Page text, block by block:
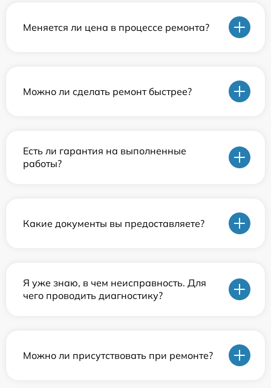
Меняется ли цена в процессе ремонта?
Можно ли сделать ремонт быстрее?
Есть ли гарантия на выполненные
работы?
Какие документы вы предоставляете?
Я уже знаю, в чем неисправность. Для
чего проводить диагностику?
Можно ли присутствовать при ремонте?